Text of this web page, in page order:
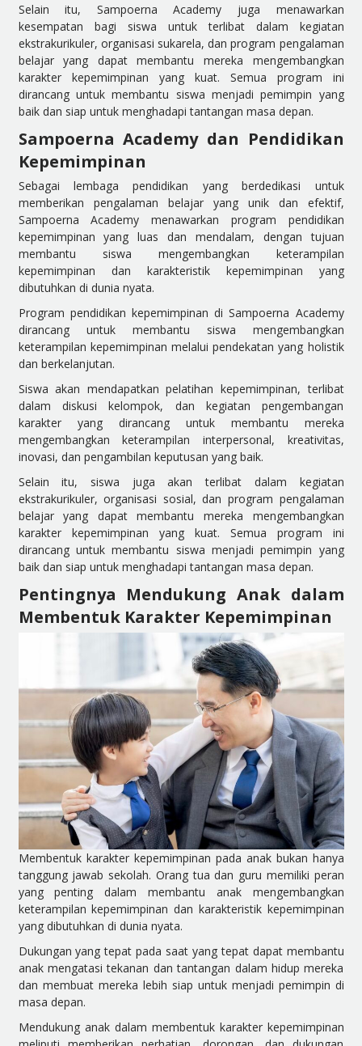
Selain itu, Sampoerna Academy juga menawarkan
kesempatan bagi siswa untuk terlibat dalam kegiatan
ekstrakurikuler, organisasi sukarela, dan program pengalaman
belajar yang dapat membantu mereka mengembangkan
karakter kepemimpinan yang kuat. Semua program ini
dirancang untuk membantu siswa menjadi pemimpin yang
baik dan siap untuk menghadapi tantangan masa depan.
Sampoerna Academy dan Pendidikan
Kepemimpinan
Sebagai lembaga pendidikan yang berdedikasi untuk
memberikan pengalaman belajar yang unik dan efektif,
Sampoerna Academy menawarkan program pendidikan
kepemimpinan yang luas dan mendalam, dengan tujuan
membantu siswa mengembangkan keterampilan
kepemimpinan dan karakteristik kepemimpinan yang
dibutuhkan di dunia nyata.
Program pendidikan kepemimpinan di Sampoerna Academy
dirancang untuk membantu siswa mengembangkan
keterampilan kepemimpinan melalui pendekatan yang holistik
dan berkelanjutan.
Siswa akan mendapatkan pelatihan kepemimpinan, terlibat
dalam diskusi kelompok, dan kegiatan pengembangan
karakter yang dirancang untuk membantu mereka
mengembangkan keterampilan interpersonal, kreativitas,
inovasi, dan pengambilan keputusan yang baik.
Selain itu, siswa juga akan terlibat dalam kegiatan
ekstrakurikuler, organisasi sosial, dan program pengalaman
belajar yang dapat membantu mereka mengembangkan
karakter kepemimpinan yang kuat. Semua program ini
dirancang untuk membantu siswa menjadi pemimpin yang
baik dan siap untuk menghadapi tantangan masa depan.
Pentingnya Mendukung Anak dalam
Membentuk Karakter Kepemimpinan
Membentuk karakter kepemimpinan pada anak bukan hanya
tanggung jawab sekolah. Orang tua dan guru memiliki peran
yang penting dalam membantu anak mengembangkan
keterampilan kepemimpinan dan karakteristik kepemimpinan
yang dibutuhkan di dunia nyata.
Dukungan yang tepat pada saat yang tepat dapat membantu
anak mengatasi tekanan dan tantangan dalam hidup mereka
dan membuat mereka lebih siap untuk menjadi pemimpin di
masa depan.
Mendukung anak dalam membentuk karakter kepemimpinan